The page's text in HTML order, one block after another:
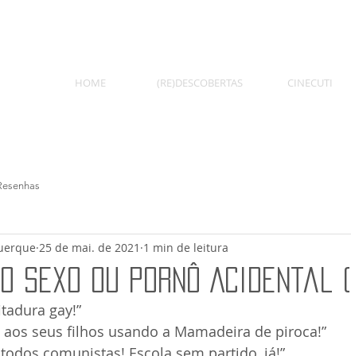
HOME (RE)DESCOBERTAS CINECUTI
Sexo ou Pornô Acidental
25 de mai. de 2021 1 min de leitura
gay!”
aos seus filhos usando a Mamadeira de piroca!”